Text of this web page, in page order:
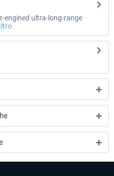
engined ultra-long-range